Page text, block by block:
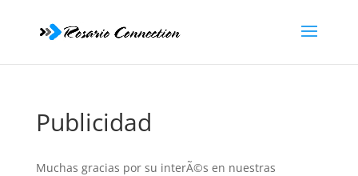
Publicidad
Muchas gracias por su interÃ©s en nuestras